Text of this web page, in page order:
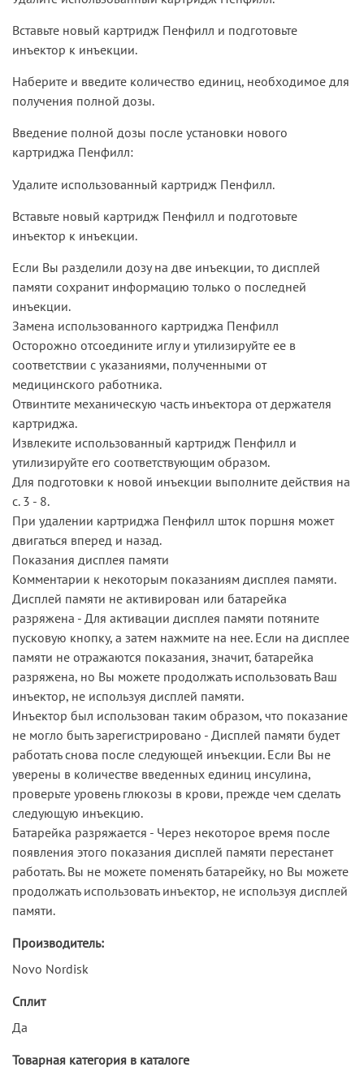
Вставьте новый картридж Пенфилл и подготовьте
инъектор к инъекции.
Наберите и введите количество единиц, необходимое для
получения полной дозы.
Введение полной дозы после установки нового
картриджа Пенфилл:
Удалите использованный картридж Пенфилл.
Вставьте новый картридж Пенфилл и подготовьте
инъектор к инъекции.
Если Вы разделили дозу на две инъекции, то дисплей
памяти сохранит информацию только о последней
инъекции.
Замена использованного картриджа Пенфилл
Осторожно отсоедините иглу и утилизируйте ее в
соответствии с указаниями, полученными от
медицинского работника.
Отвинтите механическую часть инъектора от держателя
картриджа.
Извлеките использованный картридж Пенфилл и
утилизируйте его соответствующим образом.
Для подготовки к новой инъекции выполните действия на
с. 3 - 8.
При удалении картриджа Пенфилл шток поршня может
двигаться вперед и назад.
Показания дисплея памяти
Комментарии к некоторым показаниям дисплея памяти.
Дисплей памяти не активирован или батарейка
разряжена - Для активации дисплея памяти потяните
пусковую кнопку, а затем нажмите на нее. Если на дисплее
памяти не отражаются показания, значит, батарейка
разряжена, но Вы можете продолжать использовать Ваш
инъектор, не используя дисплей памяти.
Инъектор был использован таким образом, что показание
не могло быть зарегистрировано - Дисплей памяти будет
работать снова после следующей инъекции. Если Вы не
уверены в количестве введенных единиц инсулина,
проверьте уровень глюкозы в крови, прежде чем сделать
следующую инъекцию.
Батарейка разряжается - Через некоторое время после
появления этого показания дисплей памяти перестанет
работать. Вы не можете поменять батарейку, но Вы можете
продолжать использовать инъектор, не используя дисплей
памяти.
Производитель:
Novo Nordisk
Сплит
Да
Товарная категория в каталоге